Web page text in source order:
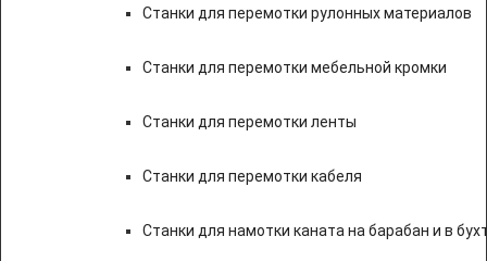
Станки для перемотки рулонных материалов
Станки для перемотки мебельной кромки
Станки для перемотки ленты
Станки для перемотки кабеля
Станки для намотки каната на барабан и в